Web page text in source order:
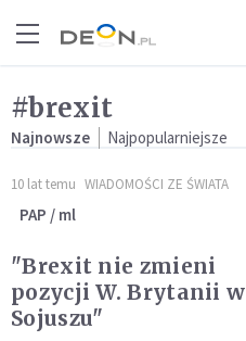
#brexit
Najnowsze Najpopularniejsze
10 lat temu WIADOMOŚCI ZE ŚWIATA
PAP / ml
"Brexit nie zmieni
pozycji W. Brytanii w
Sojuszu"